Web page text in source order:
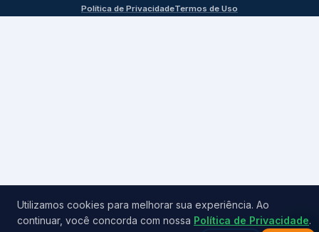
Política de PrivacidadeTermos de Uso
Utilizamos cookies para melhorar sua experiência. Ao
continuar, você concorda com nossa Política de Privacidade.